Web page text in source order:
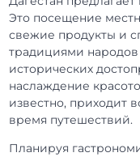
Это посещение
свежие продукты и
традициями
исторических
наслаждение
известно, приходит
время путешествий.
Планируя